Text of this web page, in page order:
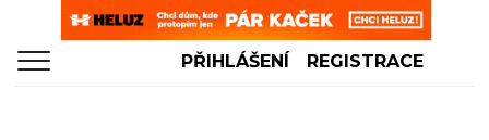
PŘIHLÁŠENÍ REGISTRACE